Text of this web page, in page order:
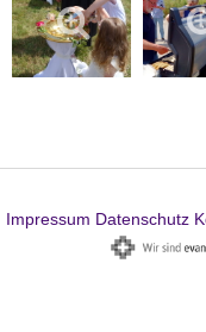
Impressum Datenschutz